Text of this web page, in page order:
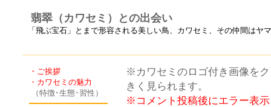
翡翠（カワセミ）との出会い
「飛ぶ宝石」とまで形容される美しい鳥、カワセミ、その仲間は
・ご挨拶
・カワセミの魅力
（特徴･生態･習性）
※カワセミのロゴ付き画像を
きく見られます。
※コメント投稿後にエラー表